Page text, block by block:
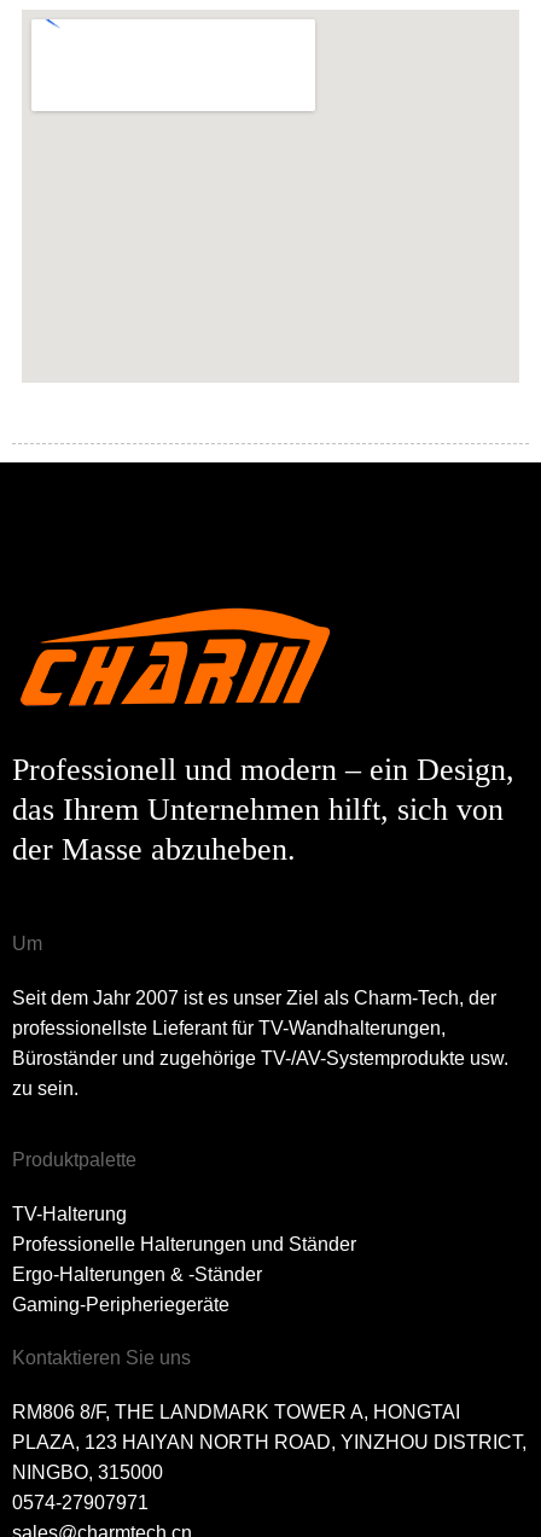
Professionell und modern – ein Design,
das Ihrem Unternehmen hilft, sich von
der Masse abzuheben.
Um
Seit dem Jahr 2007 ist es unser Ziel als Charm-Tech, der
professionellste Lieferant für TV-Wandhalterungen,
Büroständer und zugehörige TV-/AV-Systemprodukte usw.
zu sein.
Produktpalette
TV-Halterung
Professionelle Halterungen und Ständer
Ergo-Halterungen & -Ständer
Gaming-Peripheriegeräte
Kontaktieren Sie uns
RM806 8/F, THE LANDMARK TOWER A, HONGTAI
PLAZA, 123 HAIYAN NORTH ROAD, YINZHOU DISTRICT,
NINGBO, 315000
0574-27907971
sales@charmtech.cn